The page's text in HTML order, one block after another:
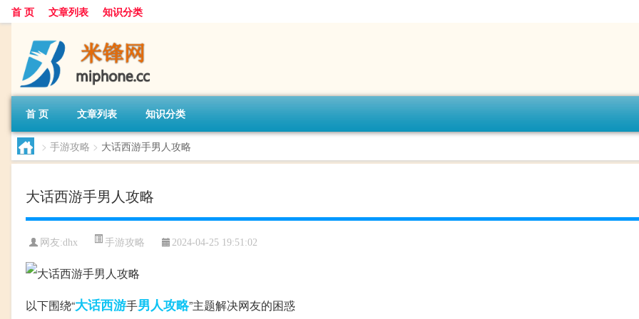
首 页 文章列表 知识分类
首 页 文章列表 知识分类
> 手游攻略 > 大话西游手男人攻略
大话西游手男人攻略
网友:dhx 手游攻略 2024-04-25 19:51:02
以下围绕“大话西游手男人攻略”主题解决网友的困惑